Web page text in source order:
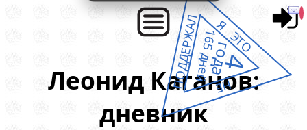
Леонид Каганов:
дневник
Я ЭТО
НЕ
ПОДДЕРЖАЛ 4
года
165 дней